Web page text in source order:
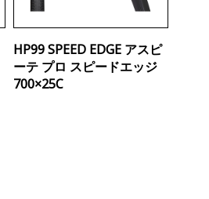
HP99 SPEED EDGE アスピ
ーテ プロ スピードエッジ
700×25C